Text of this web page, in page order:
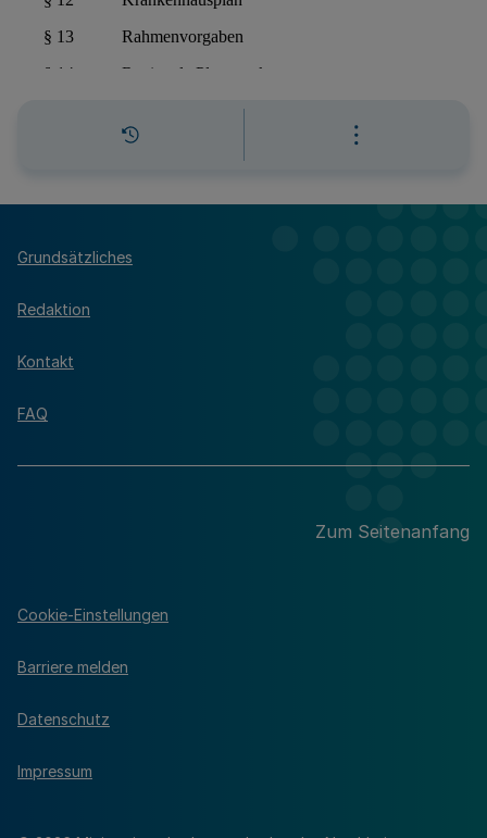
Grundsätzliches
Redaktion
Kontakt
FAQ
Zum Seitenanfang
Cookie-Einstellungen
Barriere melden
Datenschutz
Impressum